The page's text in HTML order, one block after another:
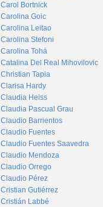
Carol Bortnick
Carolina Goic
Carolina Leitao
Carolina Stefoni
Carolina Tohá
Catalina Del Real Mihovilovic
Christian Tapia
Clarisa Hardy
Claudia Heiss
Claudia Pascual Grau
Claudio Barrientos
Claudio Fuentes
Claudio Fuentes Saavedra
Claudio Mendoza
Claudio Orrego
Claudio Pérez
Cristian Gutiérrez
Cristián Labbé